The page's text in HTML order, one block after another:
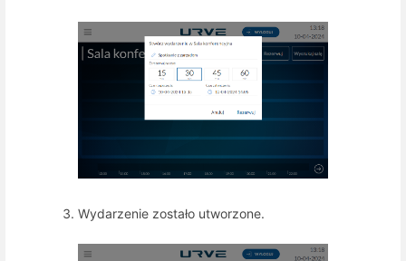
Wydarzenie zostało utworzone.